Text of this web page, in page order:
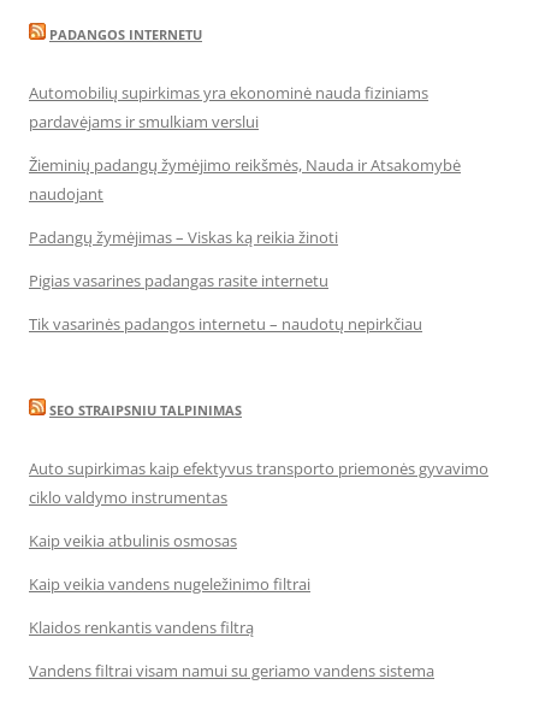
PADANGOS INTERNETU
Automobilių supirkimas yra ekonominė nauda fiziniams
pardavėjams ir smulkiam verslui
Žieminių padangų žymėjimo reikšmės, Nauda ir Atsakomybė
naudojant
Padangų žymėjimas – Viskas ką reikia žinoti
Pigias vasarines padangas rasite internetu
Tik vasarinės padangos internetu – naudotų nepirkčiau
SEO STRAIPSNIU TALPINIMAS
Auto supirkimas kaip efektyvus transporto priemonės gyvavimo
ciklo valdymo instrumentas
Kaip veikia atbulinis osmosas
Kaip veikia vandens nugeležinimo filtrai
Klaidos renkantis vandens filtrą
Vandens filtrai visam namui su geriamo vandens sistema